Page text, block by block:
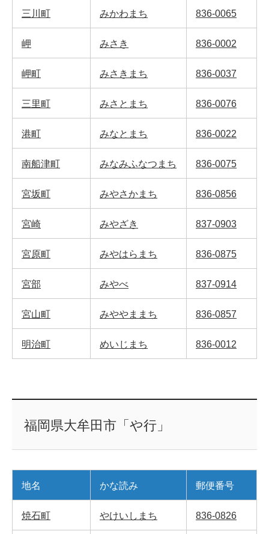
三川町 みかわまち 836-0065
岬 みさき 836-0002
岬町 みさきまち 836-0037
三里町 みさとまち 836-0076
港町 みなとまち 836-0022
南船津町 みなみふなつまち 836-0075
宮坂町 みやさかまち 836-0856
宮崎 みやざき 837-0903
宮原町 みやはらまち 836-0875
宮部 みやべ 837-0914
宮山町 みややままち 836-0857
明治町 めいじまち 836-0012
福岡県大牟田市「や行」
地名 かな読み 郵便番号
焼石町 やけいしまち 836-0826